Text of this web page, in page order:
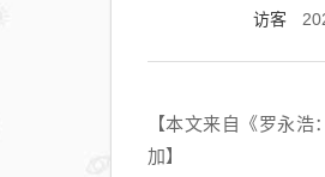
访客
【本文来自《罗永
加】